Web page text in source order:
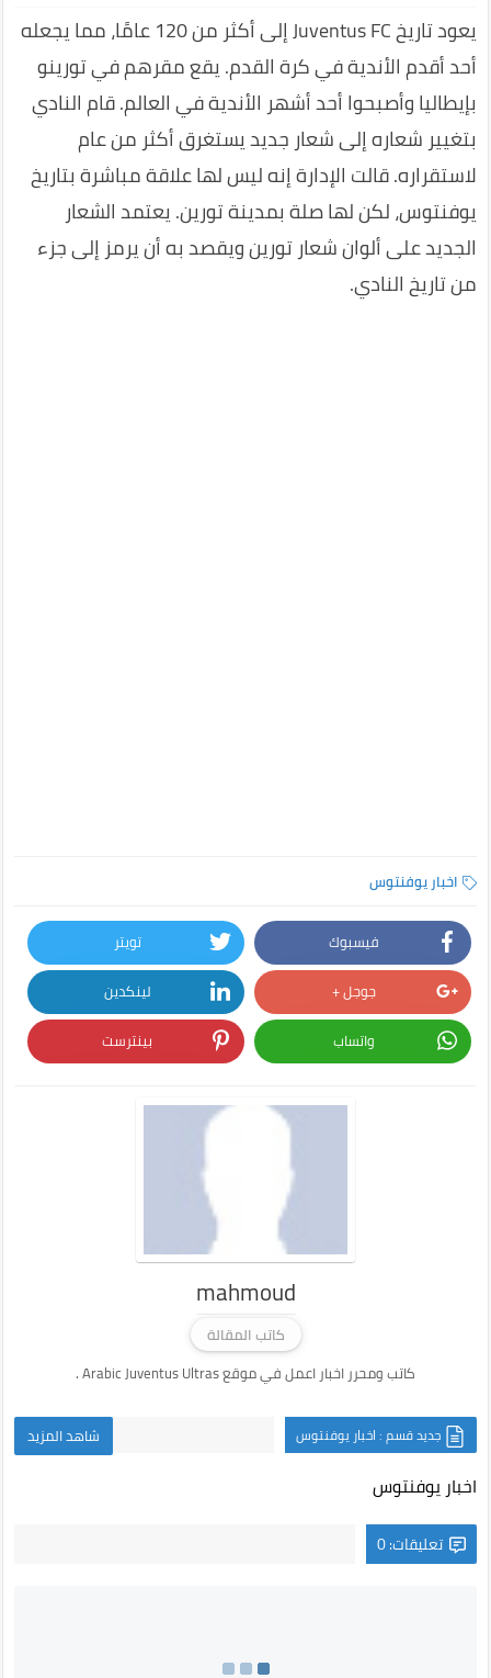
يعود تاريخ Juventus FC إلى أكثر من 120 عامًا، مما يجعله
أحد أقدم الأندية في كرة القدم. يقع مقرهم في تورينو
بإيطاليا وأصبحوا أحد أشهر الأندية في العالم. قام النادي
بتغيير شعاره إلى شعار جديد يستغرق أكثر من عام
لاستقراره. قالت الإدارة إنه ليس لها علاقة مباشرة بتاريخ
يوفنتوس، لكن لها صلة بمدينة تورين. يعتمد الشعار
الجديد على ألوان شعار تورين ويقصد به أن يرمز إلى جزء
من تاريخ النادي.
اخبار يوفنتوس
فيسبوك
تويتر
جوجل +
لينكدين
واتساب
بينترست
mahmoud
كاتب المقالة
كاتب ومحرر اخبار اعمل في موقع Arabic Juventus Ultras .
جديد قسم : اخبار يوفنتوس شاهد المزيد
اخبار يوفنتوس
تعليقات: 0